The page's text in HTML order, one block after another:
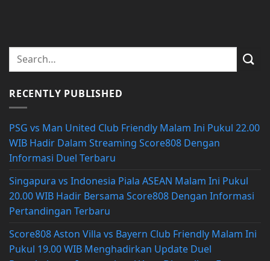
RECENTLY PUBLISHED
PSG vs Man United Club Friendly Malam Ini Pukul 22.00
WIB Hadir Dalam Streaming Score808 Dengan
Informasi Duel Terbaru
Singapura vs Indonesia Piala ASEAN Malam Ini Pukul
20.00 WIB Hadir Bersama Score808 Dengan Informasi
Pertandingan Terbaru
Score808 Aston Villa vs Bayern Club Friendly Malam Ini
Pukul 19.00 WIB Menghadirkan Update Duel